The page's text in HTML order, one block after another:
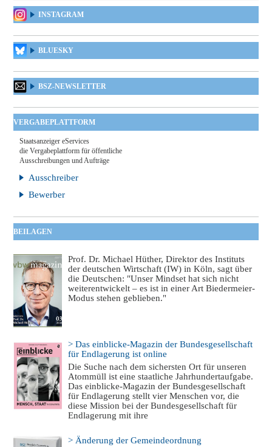
INSTAGRAM
BLUESKY
BSZ-NEWSLETTER
VERGABEPLATTFORM
Staatsanzeiger eServices
die Vergabeplattform für öffentliche
Ausschreibungen und Aufträge
Ausschreiber
Bewerber
BEILAGEN
Prof. Dr. Michael Hüther, Direktor des Instituts
der deutschen Wirtschaft (IW) in Köln, sagt über
die Deutschen: "Unser Mindset hat sich nicht
weiterentwickelt – es ist in einer Art Biedermeier-
Modus stehen geblieben."
> Das einblicke-Magazin der Bundesgesellschaft
für Endlagerung ist online
Die Suche nach dem sichersten Ort für unseren
Atommüll ist eine staatliche Jahrhundertaufgabe.
Das einblicke-Magazin der Bundesgesellschaft
für Endlagerung stellt vier Menschen vor, die
diese Mission bei der Bundesgesellschaft für
Endlagerung mit ihre
> Änderung der Gemeindeordnung